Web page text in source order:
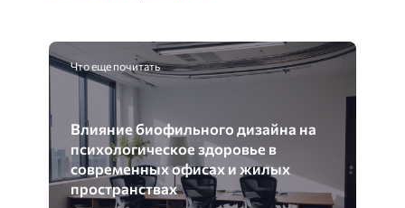
Что еще почитать
Влияние биофильного дизайна на
психологическое здоровье в
современных офисах и жилых
пространствах